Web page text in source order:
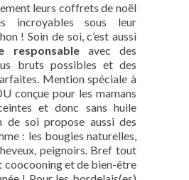
leurs coffrets de noël
incroyables sous leur
! Soin de soi, c’est aussi
responsableavec des
bruts possibles et des
Mention spéciale à
conçue pour les mamans
et donc sans huile
de soi propose aussi des
: les bougies naturelles,
peignoirs. Bref tout
coocooning et de bien-être